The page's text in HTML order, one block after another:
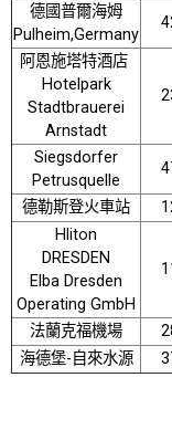
德國普爾海姆
Pulheim,Germany
阿恩施塔特酒店
Hotelpark
Stadtbrauerei
Arnstadt
Siegsdorfer
Petrusquelle
德勒斯登火車站
Hliton
DRESDEN
Elba Dresden
Operating GmbH
法蘭克福機場
海德堡-自來水源